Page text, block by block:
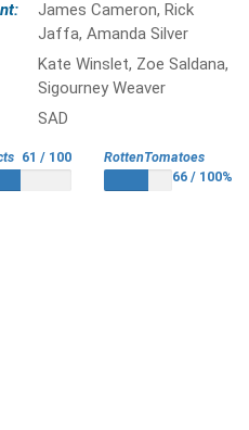
James Cameron, Rick
Jaffa, Amanda Silver
Kate Winslet, Zoe Saldana,
Sigourney Weaver
SAD
61 / 100
RottenTomatoes
66 / 100%